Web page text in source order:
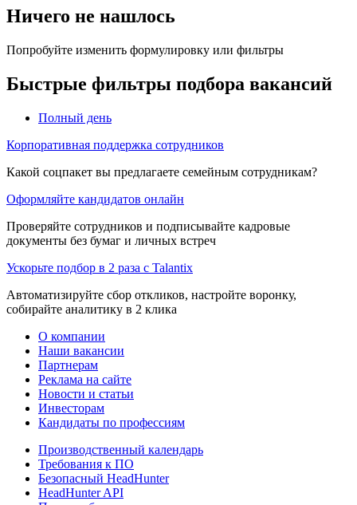
Ничего не нашлось
Попробуйте изменить формулировку или фильтры
Быстрые фильтры подбора вакансий
Полный день
Корпоративная поддержка сотрудников
Какой соцпакет вы предлагаете семейным сотрудникам?
Оформляйте кандидатов онлайн
Проверяйте сотрудников и подписывайте кадровые
документы без бумаг и личных встреч
Ускорьте подбор в 2 раза с Talantix
Автоматизируйте сбор откликов, настройте воронку,
собирайте аналитику в 2 клика
О компании
Наши вакансии
Партнерам
Реклама на сайте
Новости и статьи
Инвесторам
Кандидаты по профессиям
Производственный календарь
Требования к ПО
Безопасный HeadHunter
HeadHunter API